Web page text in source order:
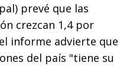
prevé que las
crezcan 1,4 por
informe advierte que
del país "tiene su